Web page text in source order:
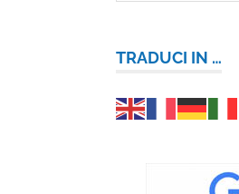
TRADUCI IN …